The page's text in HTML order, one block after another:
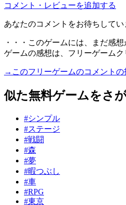
コメント・レビューを追加する
あなたのコメントをお待ちしてい
・・・このゲームには、まだ感
ゲームの感想は、フリーゲーム
→このフリーゲームのコメントの
似た無料ゲームをさが
#シンプル
#ステージ
#戦闘
#森
#夢
#暇つぶし
#車
#RPG
#東京